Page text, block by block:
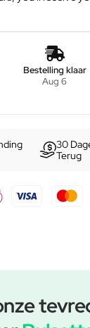
Bestelling klaar
Aug 6
30
Terug